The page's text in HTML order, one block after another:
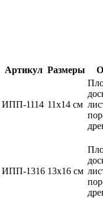
Артикул Размеры
ИПП-1114 11х14 см
ИПП-1316 13x16 см